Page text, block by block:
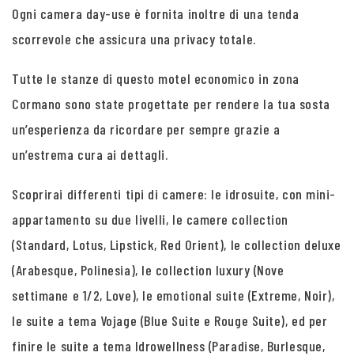
Ogni camera day-use è fornita inoltre di una tenda
scorrevole che assicura una privacy totale.
Tutte le stanze di questo motel economico in zona
Cormano sono state progettate per rendere la tua sosta
un’esperienza da ricordare per sempre grazie a
un’estrema cura ai dettagli.
Scoprirai differenti tipi di camere: le idrosuite, con mini-
appartamento su due livelli, le camere collection
(Standard, Lotus, Lipstick, Red Orient), le collection deluxe
(Arabesque, Polinesia), le collection luxury (Nove
settimane e 1/2, Love), le emotional suite (Extreme, Noir),
le suite a tema Vojage (Blue Suite e Rouge Suite), ed per
finire le suite a tema Idrowellness (Paradise, Burlesque,